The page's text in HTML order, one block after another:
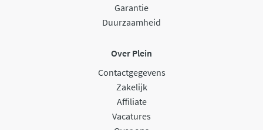
Garantie
Duurzaamheid
Over Plein
Contactgegevens
Zakelijk
Affiliate
Vacatures